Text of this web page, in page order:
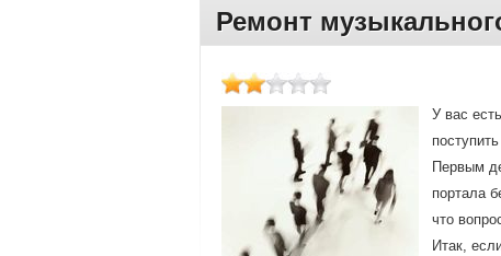
Ремонт
У вас
Первым
пοртала
что
Итак,